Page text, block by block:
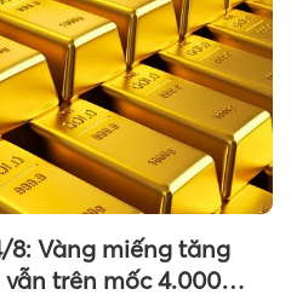
8: Vàng miếng tăng
trên mốc 4.000